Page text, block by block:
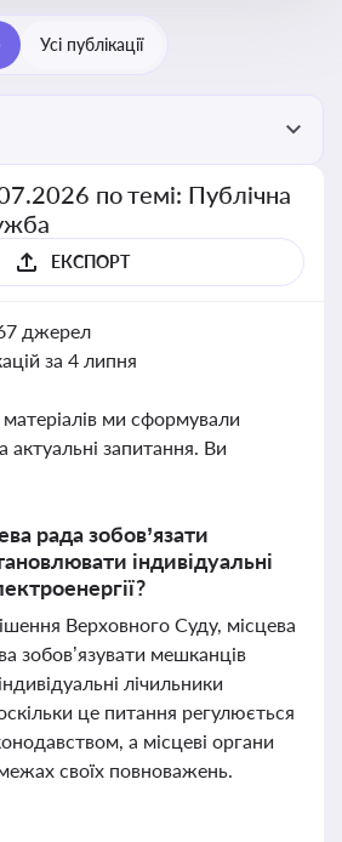
Усі публікації
по темі: Публічна
ЕКСПОРТ
джерел
за 4 липня
матеріалів ми сформували
актуальні запитання. Ви
рада зобов’язати
індивідуальні
Верховного Суду, місцева
зобов’язувати мешканців
лічильники
це питання регулюється
а місцеві органи
своїх повноважень.